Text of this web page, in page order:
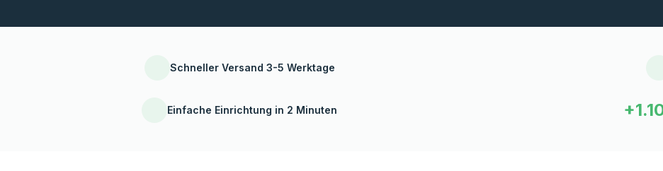
Schneller Versand 3-5 Werktage
Einfache Einrichtung in 2 Minuten